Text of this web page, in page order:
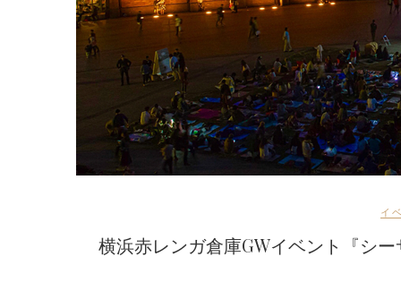
イ
横浜赤レンガ倉庫GWイベント『シ